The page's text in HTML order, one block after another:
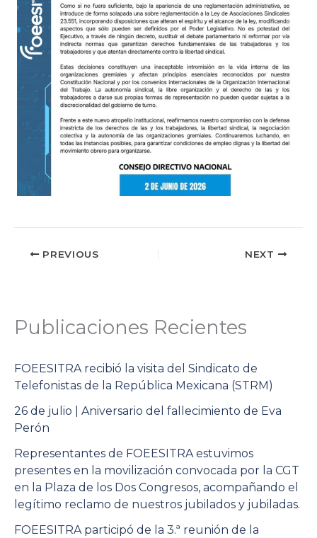
PREVIOUS NEXT
Publicaciones Recientes
FOEESITRA recibió la visita del Sindicato de
Telefonistas de la República Mexicana (STRM)
26 de julio | Aniversario del fallecimiento de Eva
Perón
Representantes de FOEESITRA estuvimos
presentes en la movilización convocada por la CGT
en la Plaza de los Dos Congresos, acompañando el
legítimo reclamo de nuestros jubilados y jubiladas.
FOEESITRA participó de la 3.ª reunión de la